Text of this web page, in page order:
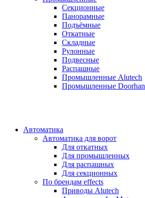
Секционные
Панорамные
Подъёмные
Откатные
Складные
Рулонные
Подвесные
Распашные
Промышленные Alutech
Промышленные Doorhan
Автоматика
Автоматика для ворот
Для откатных
Для промышленных
Для распашных
Для секционных
По брендам effects
Приводы Alutech